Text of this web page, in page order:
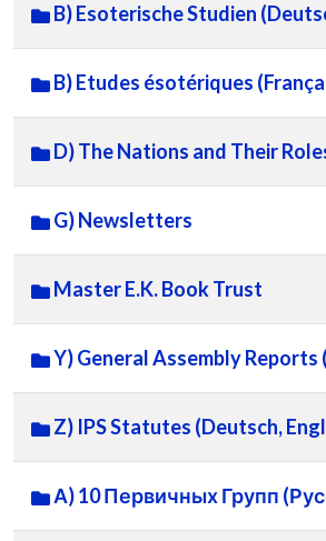
B) Esoterische Studien
B) Etudes ésotériques
D) The Nations and Their
G) Newsletters
Master E.K. Book Trust
Y) General Assembly Reports
Z) IPS Statutes (Deutsch,
А) 10 Первичных Групп